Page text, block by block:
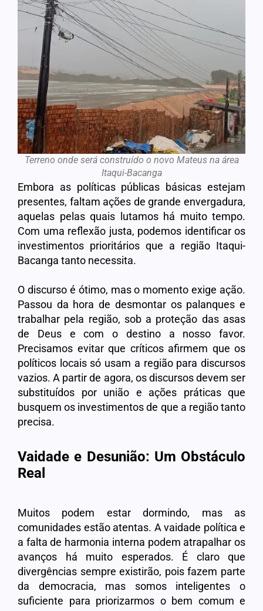
Terreno onde será construído o novo Mateus na área
Itaqui-Bacanga
Embora as políticas públicas básicas estejam
presentes, faltam ações de grande envergadura,
aquelas pelas quais lutamos há muito tempo.
Com uma reflexão justa, podemos identificar os
investimentos prioritários que a região Itaqui-
Bacanga tanto necessita.
O discurso é ótimo, mas o momento exige ação.
Passou da hora de desmontar os palanques e
trabalhar pela região, sob a proteção das asas
de Deus e com o destino a nosso favor.
Precisamos evitar que críticos afirmem que os
políticos locais só usam a região para discursos
vazios. A partir de agora, os discursos devem ser
substituídos por união e ações práticas que
busquem os investimentos de que a região tanto
precisa.
Vaidade e Desunião: Um Obstáculo
Real
Muitos podem estar dormindo, mas as
comunidades estão atentas. A vaidade política e
a falta de harmonia interna podem atrapalhar os
avanços há muito esperados. É claro que
divergências sempre existirão, pois fazem parte
da democracia, mas somos inteligentes o
suficiente para priorizarmos o bem comum e